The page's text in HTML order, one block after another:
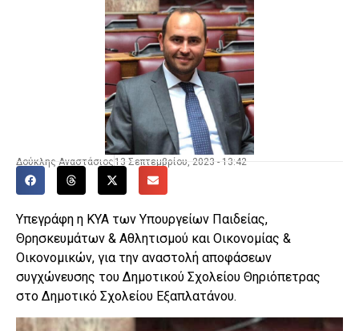
Δούκλης Αναστάσιος 13 Σεπτεμβρίου, 2023 - 13:42
Υπεγράφη η ΚΥΑ των Υπουργείων Παιδείας,
Θρησκευμάτων & Αθλητισμού και Οικονομίας &
Οικονομικών, για την αναστολή αποφάσεων
συγχώνευσης του Δημοτικού Σχολείου Θηριόπετρας
στο Δημοτικό Σχολείου Εξαπλατάνου.